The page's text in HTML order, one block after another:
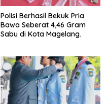
Polisi Berhasil Bekuk Pria
Bawa Seberat 4,46 Gram
Sabu di Kota Magelang.